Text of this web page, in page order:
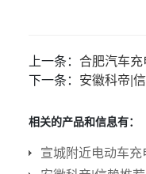
上一条： 合肥汽车
下一条： 安徽科帝|
相关的产品和信息有：
宣城附近电动车